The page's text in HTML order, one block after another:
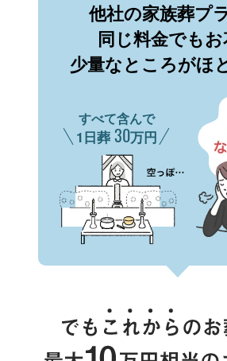
他社の家族葬プ
同じ料金でも
少量なところがほ
すべて含んで
1日葬 30万円